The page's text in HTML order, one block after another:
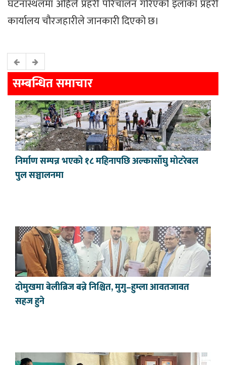
घटनास्थलमा अहिले प्रहरी परिचालन गरिएको इलाका प्रहरी
कार्यालय चौरजहारीले जानकारी दिएको छ।
सम्बन्धित समाचार
निर्माण सम्पन्न भएको १८ महिनापछि अल्कासाँघु मोटरेबल
पुल सञ्चालनमा
दोमुखमा बेलीब्रिज बन्ने निश्चित, मुगु–हुम्ला आवतजावत
सहज हुने